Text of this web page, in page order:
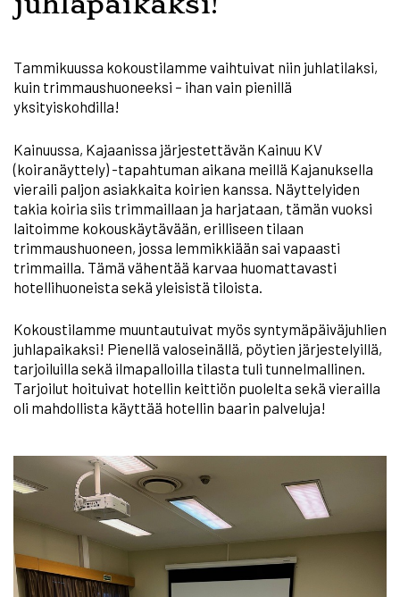
Tammikuussa kokoustilamme vaihtuivat niin juhlatilaksi,
kuin trimmaushuoneeksi – ihan vain pienillä
yksityiskohdilla!
Kainuussa, Kajaanissa järjestettävän Kainuu KV
(koiranäyttely) -tapahtuman aikana meillä Kajanuksella
vieraili paljon asiakkaita koirien kanssa. Näyttelyiden
takia koiria siis trimmaillaan ja harjataan, tämän vuoksi
laitoimme kokouskäytävään, erilliseen tilaan
trimmaushuoneen, jossa lemmikkiään sai vapaasti
trimmailla. Tämä vähentää karvaa huomattavasti
hotellihuoneista sekä yleisistä tiloista.
Kokoustilamme muuntautuivat myös syntymäpäiväjuhlien
juhlapaikaksi! Pienellä valoseinällä, pöytien järjestelyillä,
tarjoiluilla sekä ilmapalloilla tilasta tuli tunnelmallinen.
Tarjoilut hoituivat hotellin keittiön puolelta sekä vierailla
oli mahdollista käyttää hotellin baarin palveluja!